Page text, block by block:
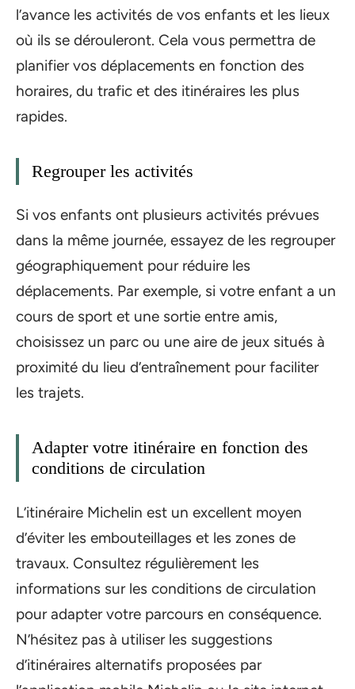
l’avance les activités de vos enfants et les lieux
où ils se dérouleront. Cela vous permettra de
planifier vos déplacements en fonction des
horaires, du trafic et des itinéraires les plus
rapides.
Regrouper les activités
Si vos enfants ont plusieurs activités prévues
dans la même journée, essayez de les regrouper
géographiquement pour réduire les
déplacements. Par exemple, si votre enfant a un
cours de sport et une sortie entre amis,
choisissez un parc ou une aire de jeux situés à
proximité du lieu d’entraînement pour faciliter
les trajets.
Adapter votre itinéraire en fonction des
conditions de circulation
L’itinéraire Michelin est un excellent moyen
d’éviter les embouteillages et les zones de
travaux. Consultez régulièrement les
informations sur les conditions de circulation
pour adapter votre parcours en conséquence.
N’hésitez pas à utiliser les suggestions
d’itinéraires alternatifs proposées par